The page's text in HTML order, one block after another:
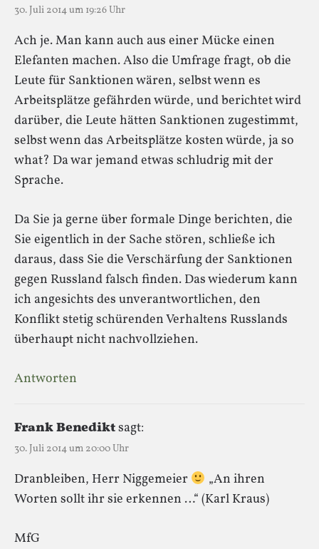
30. Juli 2014 um 19:26 Uhr
Ach je. Man kann auch aus einer Mücke einen
Elefanten machen. Also die Umfrage fragt, ob die
Leute für Sanktionen wären, selbst wenn es
Arbeitsplätze gefährden würde, und berichtet wird
darüber, die Leute hätten Sanktionen zugestimmt,
selbst wenn das Arbeitsplätze kosten würde, ja so
what? Da war jemand etwas schludrig mit der
Sprache.
Da Sie ja gerne über formale Dinge berichten, die
Sie eigentlich in der Sache stören, schließe ich
daraus, dass Sie die Verschärfung der Sanktionen
gegen Russland falsch finden. Das wiederum kann
ich angesichts des unverantwortlichen, den
Konflikt stetig schürenden Verhaltens Russlands
überhaupt nicht nachvollziehen.
Antworten
Frank Benediktsagt:
30. Juli 2014 um 20:00 Uhr
Dranbleiben, Herr Niggemeier
„An ihren
Worten sollt ihr sie erkennen …“ (Karl Kraus)
MfG